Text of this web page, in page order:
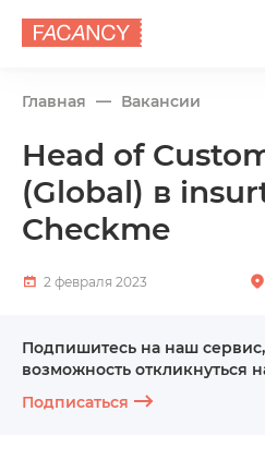
Главная Вакансии
Head of
(Global) в
Checkme
2 февраля 2023
Подпишитесь на наш
возможность откликнуться
Подписаться